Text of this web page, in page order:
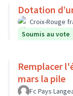
Dotation
Croix-Rouge
Soumis au vote
Remplacer
mars la pile
Fc Pays